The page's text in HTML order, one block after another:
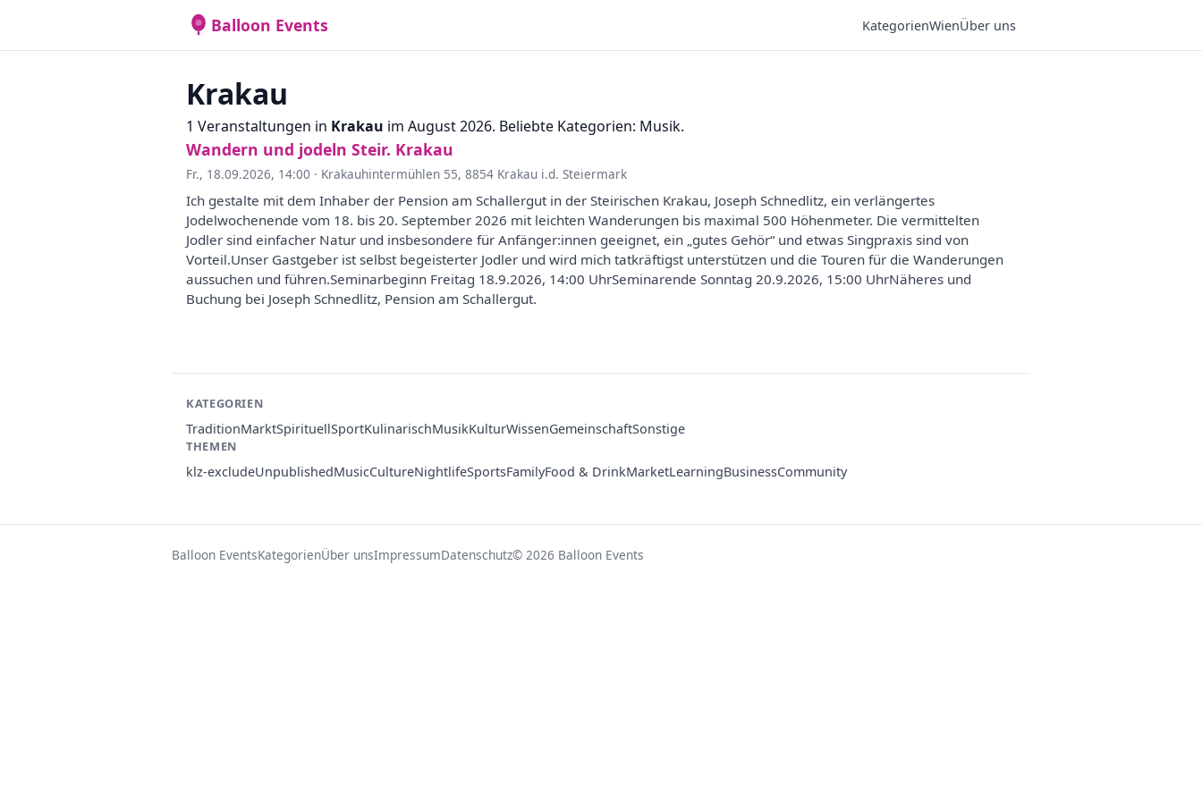
Balloon Events KategorienWienÜber uns
Krakau
1 Veranstaltungen in Krakau im August 2026. Beliebte Kategorien: Musik.
Wandern und jodeln Steir. Krakau
Fr., 18.09.2026, 14:00 · Krakauhintermühlen 55, 8854 Krakau i.d. Steiermark
Ich gestalte mit dem Inhaber der Pension am Schallergut in der Steirischen Krakau, Joseph Schnedlitz, ein verlängertes
Jodelwochenende vom 18. bis 20. September 2026 mit leichten Wanderungen bis maximal 500 Höhenmeter. Die vermittelten
Jodler sind einfacher Natur und insbesondere für Anfänger:innen geeignet, ein „gutes Gehör“ und etwas Singpraxis sind von
Vorteil.Unser Gastgeber ist selbst begeisterter Jodler und wird mich tatkräftigst unterstützen und die Touren für die Wanderungen
aussuchen und führen.Seminarbeginn Freitag 18.9.2026, 14:00 UhrSeminarende Sonntag 20.9.2026, 15:00 UhrNäheres und
Buchung bei Joseph Schnedlitz, Pension am Schallergut.
KATEGORIEN
TraditionMarktSpirituellSportKulinarischMusikKulturWissenGemeinschaftSonstige
THEMEN
klz-excludeUnpublishedMusicCultureNightlifeSportsFamilyFood & DrinkMarketLearningBusinessCommunity
Balloon EventsKategorienÜber unsImpressumDatenschutz© 2026 Balloon Events